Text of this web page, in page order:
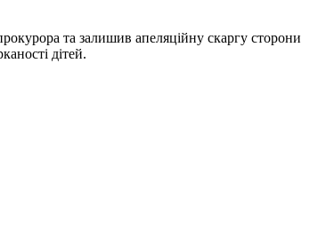
та залишив апеляційну скаргу сторони
дітей.